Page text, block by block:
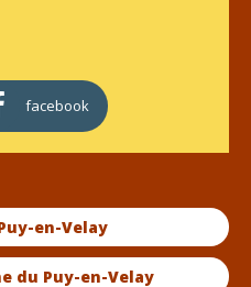
facebook
en-Velay
du Puy-en-Velay